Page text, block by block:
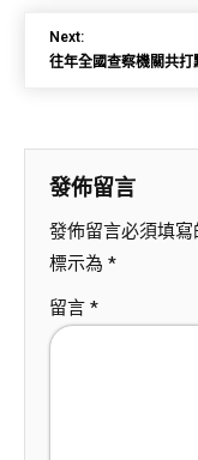
Next:
往年全國查察機關共
發佈留言
發佈留言必須填寫
標示為 *
留言 *